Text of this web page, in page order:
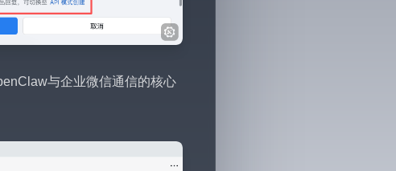
与企业微信通信的核心